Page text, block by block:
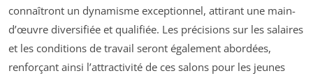
connaîtront un dynamisme exceptionnel, attirant une main-
d’œuvre diversifiée et qualifiée. Les précisions sur les salaires
et les conditions de travail seront également abordées,
renforçant ainsi l’attractivité de ces salons pour les jeunes